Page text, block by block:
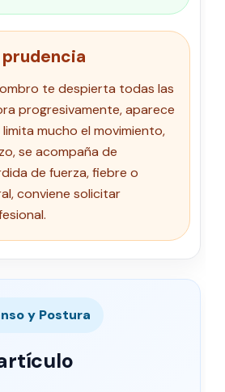
te despierta todas las
progresivamente, aparece
mucho el movimiento,
se acompaña de
de fuerza, fiebre o
conviene solicitar
y Postura